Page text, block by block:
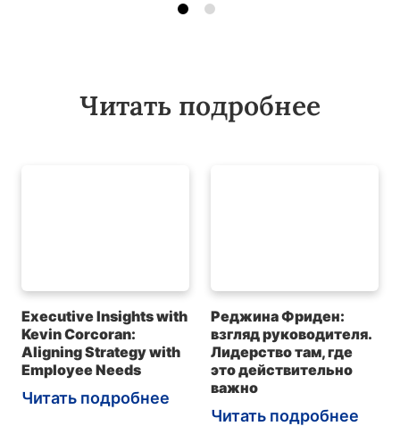
Читать подробнее
Executive Insights with
Kevin Corcoran:
Aligning Strategy with
Employee Needs
Читать подробнее
Реджина Фриден:
взгляд руководителя.
Лидерство там, где
это действительно
важно
Читать подробнее